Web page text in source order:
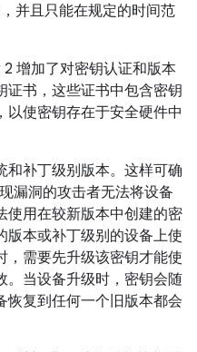
并且只能在规定的时间范
增加了对密钥认证和版本
证书，这些证书中包含密钥
以使密钥存在于安全硬件中
和补丁级别版本。这样可确
漏洞的攻击者无法将设备
使用在较新版本中创建的密
版本或补丁级别的设备上使
，需要先升级该密钥才能使
。当设备升级时，密钥会随
恢复到任何一个旧版本都会